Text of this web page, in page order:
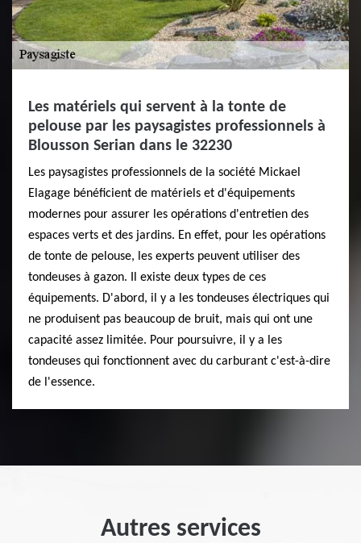
Les matériels qui servent à la tonte de
pelouse par les paysagistes professionnels à
Blousson Serian dans le 32230
Les paysagistes professionnels de la société Mickael
Elagage bénéficient de matériels et d'équipements
modernes pour assurer les opérations d'entretien des
espaces verts et des jardins. En effet, pour les opérations
de tonte de pelouse, les experts peuvent utiliser des
tondeuses à gazon. Il existe deux types de ces
équipements. D'abord, il y a les tondeuses électriques qui
ne produisent pas beaucoup de bruit, mais qui ont une
capacité assez limitée. Pour poursuivre, il y a les
tondeuses qui fonctionnent avec du carburant c'est-à-dire
de l'essence.
Autres services